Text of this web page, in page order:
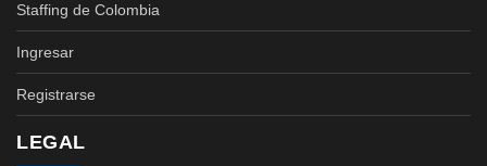
Staffing de Colombia
Ingresar
Registrarse
LEGAL